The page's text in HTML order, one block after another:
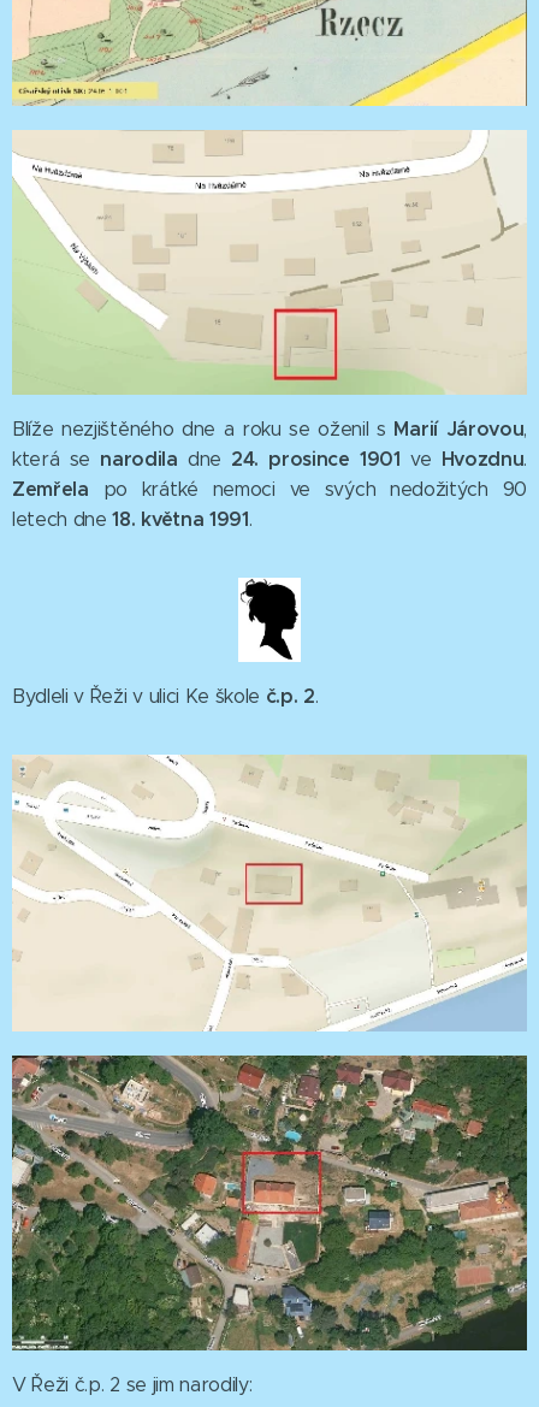
Blíže nezjištěného dne a roku se oženil s Marií Járovou,
která se narodila dne 24. prosince 1901 ve Hvozdnu.
Zemřela po krátké nemoci ve svých nedožitých 90
letech dne18. května 1991.
Bydleli v Řeži v ulici Ke škole č.p. 2.
V Řeži č.p. 2 se jim narodily: